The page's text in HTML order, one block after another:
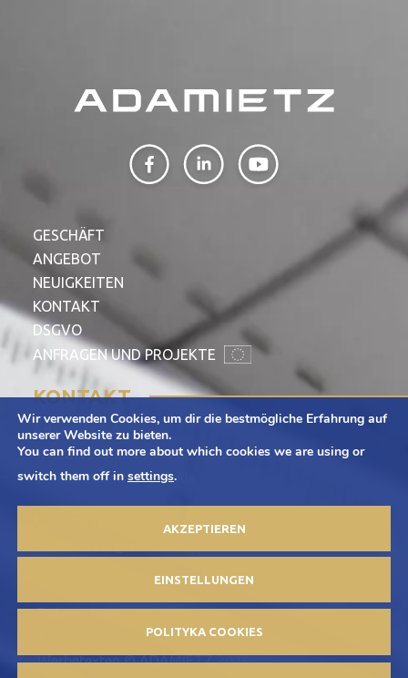
GESCHÄFT
ANGEBOT
NEUIGKEITEN
KONTAKT
DSGVO
ANFRAGEN UND PROJEKTE
KONTAKT
Adamietz S.A.
ul. Braci Prankel 1
47-100 Strzelce Opolskie
+48 77 463 00 65
Datenschutz-Bestimmungen
Werbetexten © ADAMIETZ 2026
Wir verwenden Cookies, um dir die bestmögliche Erfahrung auf
unserer Website zu bieten.
You can find out more about which cookies we are using or
switch them off in settings.
AKZEPTIEREN
EINSTELLUNGEN
POLITYKA COOKIES